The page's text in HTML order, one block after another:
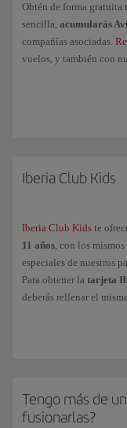
Si cambia tu
nueva tarjeta
Obtén de forma gratuita
sencilla, acumularás
compañías asociadas.
vuelos, y también con
Clásica
Platino
Infinita
ofrece una tarjeta
Clásica y con ofertas
Iberia Club Kids
Iberia Club Kids te
11 años, con los
especiales de nuestros
Para obtener la tarjeta
deberás rellenar el
Tengo más de
fusionarlas?